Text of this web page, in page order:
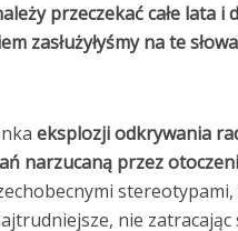
przeczekać całe lata
zasłużyłyśmy na te
eksplozji odkrywania
narzucaną przez
nie